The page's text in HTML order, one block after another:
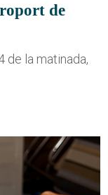
de
de la matinada,